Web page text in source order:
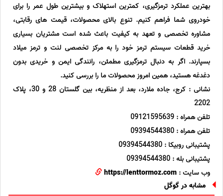
بهترین عملکرد ترمزگیری، کمترین استهلاک و بیشترین طول عمر را برای
خودروی شما فراهم کنیم. تنوع بالای محصولات، قیمت های رقابتی،
مشاوره تخصصی و تعهد به کیفیت باعث شده است مشتریان بسیاری
خرید قطعات سیستم ترمز خود را به مرکز تخصصی لنت و ترمز میلاد
بسپارند. اگر به دنبال ترمزگیری مطمئن، رانندگی ایمن و خریدی بدون
دغدغه هستید، همین امروز محصولات ما را بررسی کنید.
نشانی : کرج، جاده ملارد، بعد از منظریه، بین گلستان 28 و 30، پلاک
2202
تلفن همراه : 09121595639
تلفن همراه : 09394544380
پشتیبانی روبیکا : 09394544380
پشتیبانی بله : 09394544380
وب سایت : https://lenttormoz.com
مشابه در گوگل